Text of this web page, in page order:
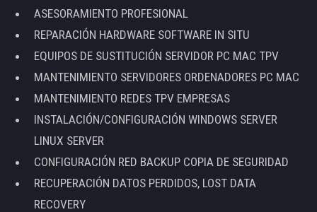
ASESORAMIENTO PROFESIONAL
REPARACIÓN HARDWARE SOFTWARE IN SITU
EQUIPOS DE SUSTITUCIÓN SERVIDOR PC MAC TPV
MANTENIMIENTO SERVIDORES ORDENADORES PC MAC
MANTENIMIENTO REDES TPV EMPRESAS
INSTALACIÓN/CONFIGURACIÓN WINDOWS SERVER
LINUX SERVER
CONFIGURACIÓN RED BACKUP COPIA DE SEGURIDAD
RECUPERACIÓN DATOS PERDIDOS, LOST DATA
RECOVERY